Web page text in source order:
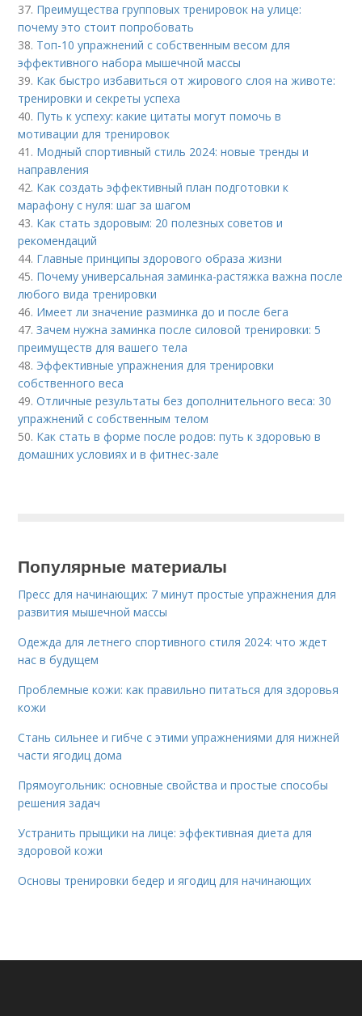
37. Преимущества групповых тренировок на улице:
почему это стоит попробовать
38. Топ-10 упражнений с собственным весом для
эффективного набора мышечной массы
39. Как быстро избавиться от жирового слоя на животе:
тренировки и секреты успеха
40. Путь к успеху: какие цитаты могут помочь в
мотивации для тренировок
41. Модный спортивный стиль 2024: новые тренды и
направления
42. Как создать эффективный план подготовки к
марафону с нуля: шаг за шагом
43. Как стать здоровым: 20 полезных советов и
рекомендаций
44. Главные принципы здорового образа жизни
45. Почему универсальная заминка-растяжка важна после
любого вида тренировки
46. Имеет ли значение разминка до и после бега
47.Зачем нужна заминка после силовой тренировки: 5
преимуществ для вашего тела
48. Эффективные упражнения для тренировки
собственного веса
49.Отличные результаты без дополнительного веса: 30
упражнений с собственным телом
50. Как стать в форме после родов: путь к здоровью в
домашних условиях и в фитнес-зале
Популярные материалы
Пресс для начинающих: 7 минут простые упражнения для
развития мышечной массы
Одежда для летнего спортивного стиля 2024: что ждет
нас в будущем
Проблемные кожи: как правильно питаться для здоровья
кожи
Стань сильнее и гибче с этими упражнениями для нижней
части ягодиц дома
Прямоугольник: основные свойства и простые способы
решения задач
Устранить прыщики на лице: эффективная диета для
здоровой кожи
Основы тренировки бедер и ягодиц для начинающих